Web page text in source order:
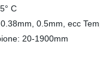
C
0.5mm, ecc
20-1900mm